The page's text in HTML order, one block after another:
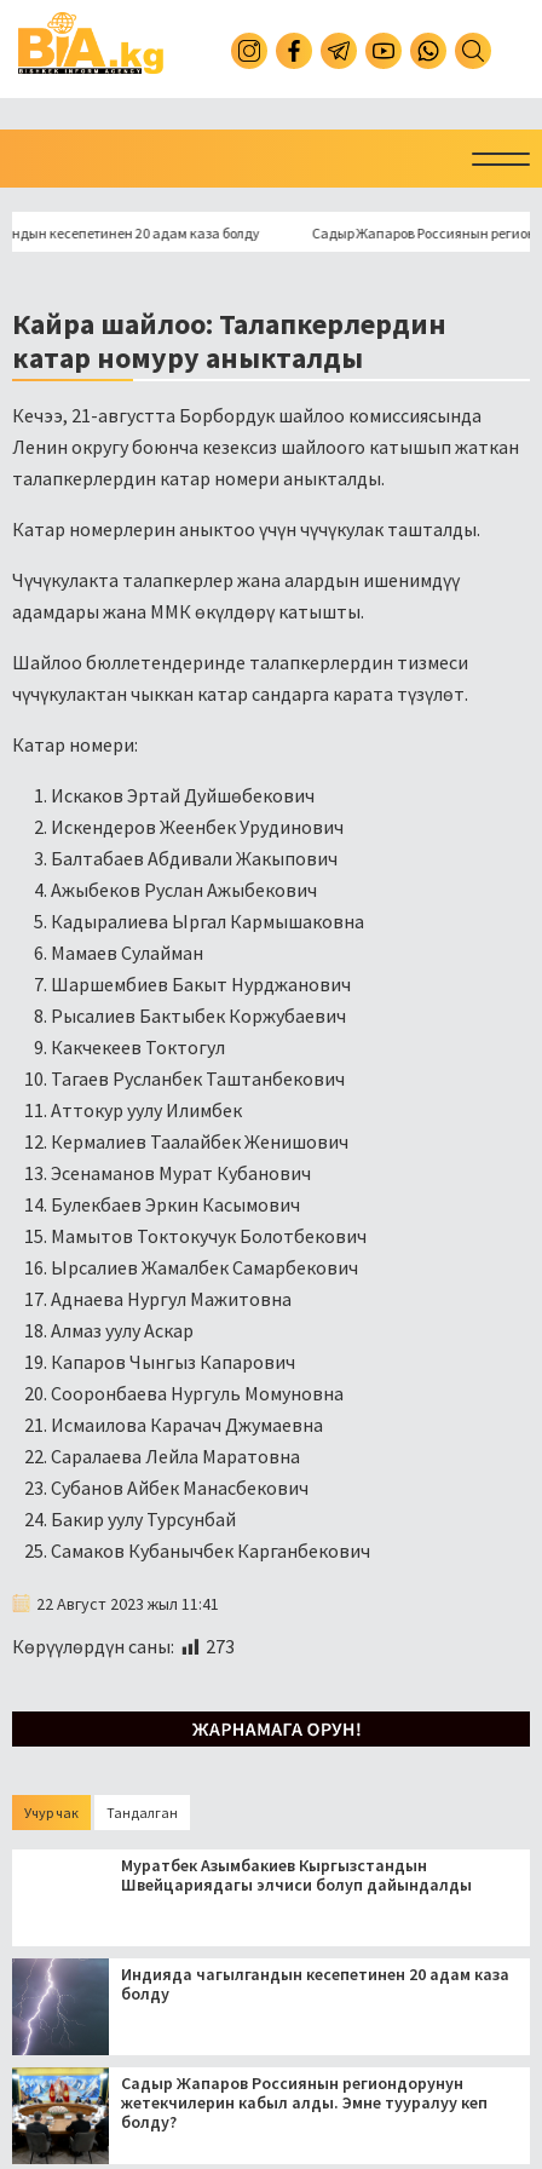
20 адам каза болду Садыр Жапаров Россиянын
Кайра шайлоо: Талапкерлердин
катар номуру аныкталды
Кечээ, 21-августта Борбордук шайлоо комиссиясында
Ленин округу боюнча кезексиз шайлоого катышып жаткан
талапкерлердин катар номери аныкталды.
Катар номерлерин аныктоо үчүн чүчүкулак ташталды.
Чүчүкулакта талапкерлер жана алардын ишенимдүү
адамдары жана ММК өкүлдөрү катышты.
Шайлоо бюллетендеринде талапкерлердин тизмеси
чүчүкулактан чыккан катар сандарга карата түзүлөт.
Катар номери:
Искаков Эртай Дуйшөбекович
Искендеров Жеенбек Урудинович
Балтабаев Абдивали Жакыпович
Ажыбеков Руслан Ажыбекович
Кадыралиева Ыргал Кармышаковна
Мамаев Сулайман
Шаршембиев Бакыт Нурджанович
Рысалиев Бактыбек Коржубаевич
Какчекеев Токтогул
Тагаев Русланбек Таштанбекович
Аттокур уулу Илимбек
Кермалиев Таалайбек Женишович
Эсенаманов Мурат Кубанович
Булекбаев Эркин Касымович
Мамытов Токтокучук Болотбекович
Ырсалиев Жамалбек Самарбекович
Аднаева Нургул Мажитовна
Алмаз уулу Аскар
Капаров Чынгыз Капарович
Сооронбаева Нургуль Момуновна
Исмаилова Карачач Джумаевна
Саралаева Лейла Маратовна
Субанов Айбек Манасбекович
Бакир уулу Турсунбай
Самаков Кубанычбек Карганбекович
22 Август 2023 жыл 11:41
Көрүүлөрдүн саны: 273
Учур чак Тандалган
Муратбек Азымбакиев Кыргызстандын
Швейцариядагы элчиси болуп дайындалды
Индияда чагылгандын кесепетинен 20 адам каза
болду
Садыр Жапаров Россиянын региондорунун
жетекчилерин кабыл алды. Эмне тууралуу кеп
болду?